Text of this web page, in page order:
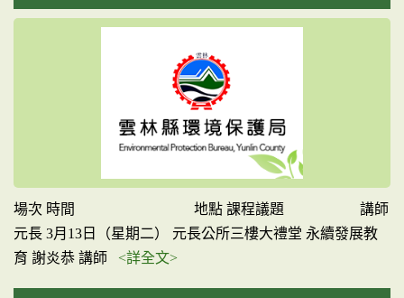
場次 時間 地點 課程議題 講師
元長 3月13日（星期二） 元長公所三樓大禮堂 永續發展教
育 謝炎恭 講師 <詳全文>